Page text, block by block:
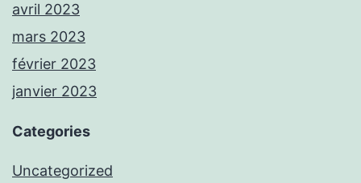
avril 2023
mars 2023
février 2023
janvier 2023
Categories
Uncategorized